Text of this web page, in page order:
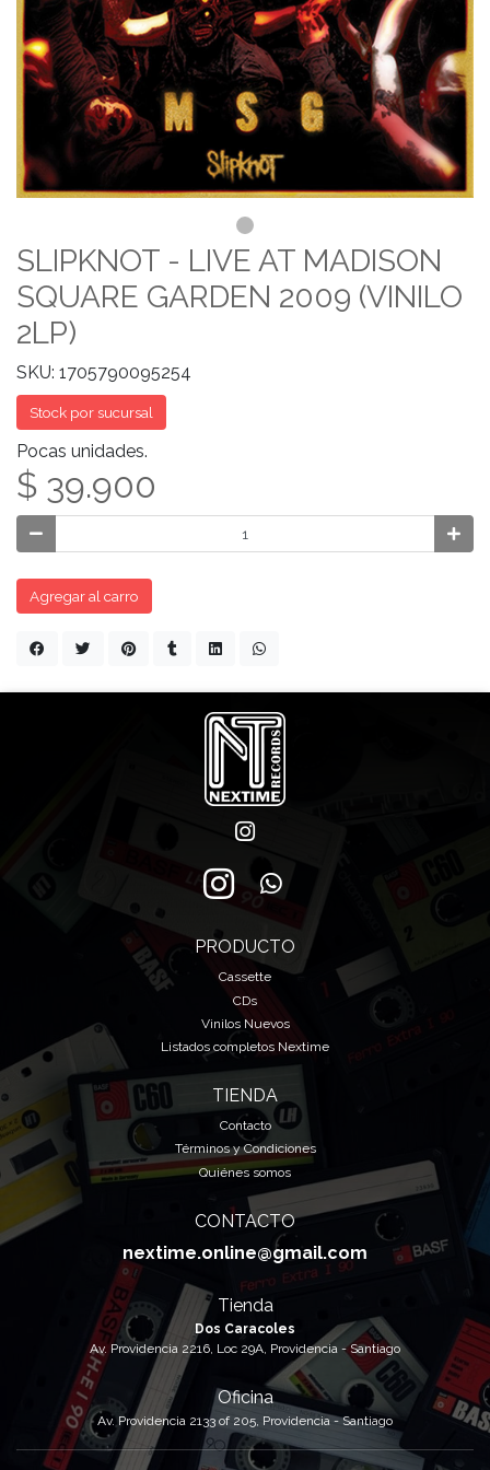
SLIPKNOT - LIVE AT MADISON
SQUARE GARDEN 2009 (VINILO
2LP)
SKU: 1705790095254
Stock por sucursal
Pocas unidades.
$ 39.900
Agregar al carro
PRODUCTO
Cassette
CDs
Vinilos Nuevos
Listados completos Nextime
TIENDA
Contacto
Términos y Condiciones
Quiénes somos
CONTACTO
nextime.online@gmail.com
Tienda
Dos Caracoles
Av. Providencia 2216, Loc 29A, Providencia - Santiago
Oficina
Av. Providencia 2133 of 205, Providencia - Santiago